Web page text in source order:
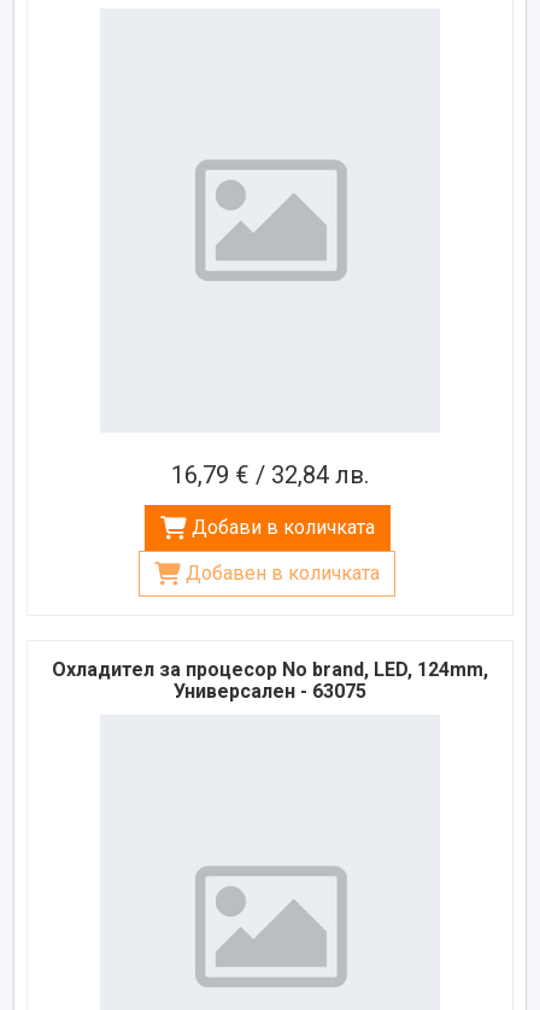
16,79 € / 32,84 лв.
Добави в количката
Добавен в количката
Охладител за процесор No brand, LED, 124mm,
Универсален - 63075